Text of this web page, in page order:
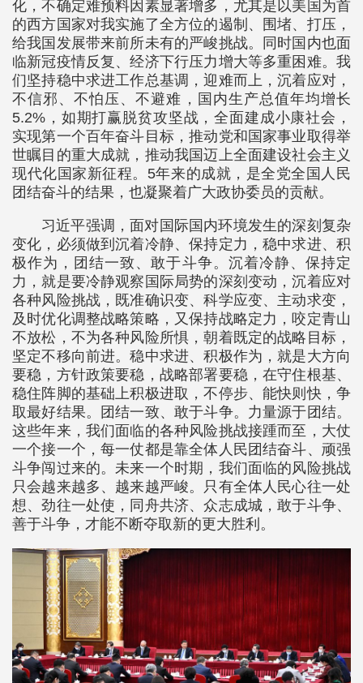
化，不确定难预料因素显著增多，尤其是以美国为首
的西方国家对我实施了全方位的遏制、围堵、打压，
给我国发展带来前所未有的严峻挑战。同时国内也面
临新冠疫情反复、经济下行压力增大等多重困难。我
们坚持稳中求进工作总基调，迎难而上，沉着应对，
不信邪、不怕压、不避难，国内生产总值年均增长
5.2%，如期打赢脱贫攻坚战，全面建成小康社会，
实现第一个百年奋斗目标，推动党和国家事业取得举
世瞩目的重大成就，推动我国迈上全面建设社会主义
现代化国家新征程。5年来的成就，是全党全国人民
团结奋斗的结果，也凝聚着广大政协委员的贡献。
习近平强调，面对国际国内环境发生的深刻复杂
变化，必须做到沉着冷静、保持定力，稳中求进、积
极作为，团结一致、敢于斗争。沉着冷静、保持定
力，就是要冷静观察国际局势的深刻变动，沉着应对
各种风险挑战，既准确识变、科学应变、主动求变，
及时优化调整战略策略，又保持战略定力，咬定青山
不放松，不为各种风险所惧，朝着既定的战略目标，
坚定不移向前进。稳中求进、积极作为，就是大方向
要稳，方针政策要稳，战略部署要稳，在守住根基、
稳住阵脚的基础上积极进取，不停步、能快则快，争
取最好结果。团结一致、敢于斗争。力量源于团结。
这些年来，我们面临的各种风险挑战接踵而至，大仗
一个接一个，每一仗都是靠全体人民团结奋斗、顽强
斗争闯过来的。未来一个时期，我们面临的风险挑战
只会越来越多、越来越严峻。只有全体人民心往一处
想、劲往一处使，同舟共济、众志成城，敢于斗争、
善于斗争，才能不断夺取新的更大胜利。